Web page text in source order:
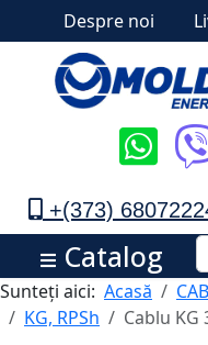
Despre noi
+(373)
Catalog
Sunteți aici: Acasă
KG, RPSh
Cablu KG